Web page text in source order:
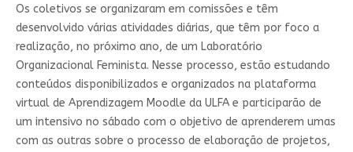
Os coletivos se organizaram em comissões e têm
desenvolvido várias atividades diárias, que têm por foco a
realização, no próximo ano, de um Laboratório
Organizacional Feminista. Nesse processo, estão estudando
conteúdos disponibilizados e organizados na plataforma
virtual de Aprendizagem Moodle da ULFA e participarão de
um intensivo no sábado com o objetivo de aprenderem umas
com as outras sobre o processo de elaboração de projetos,